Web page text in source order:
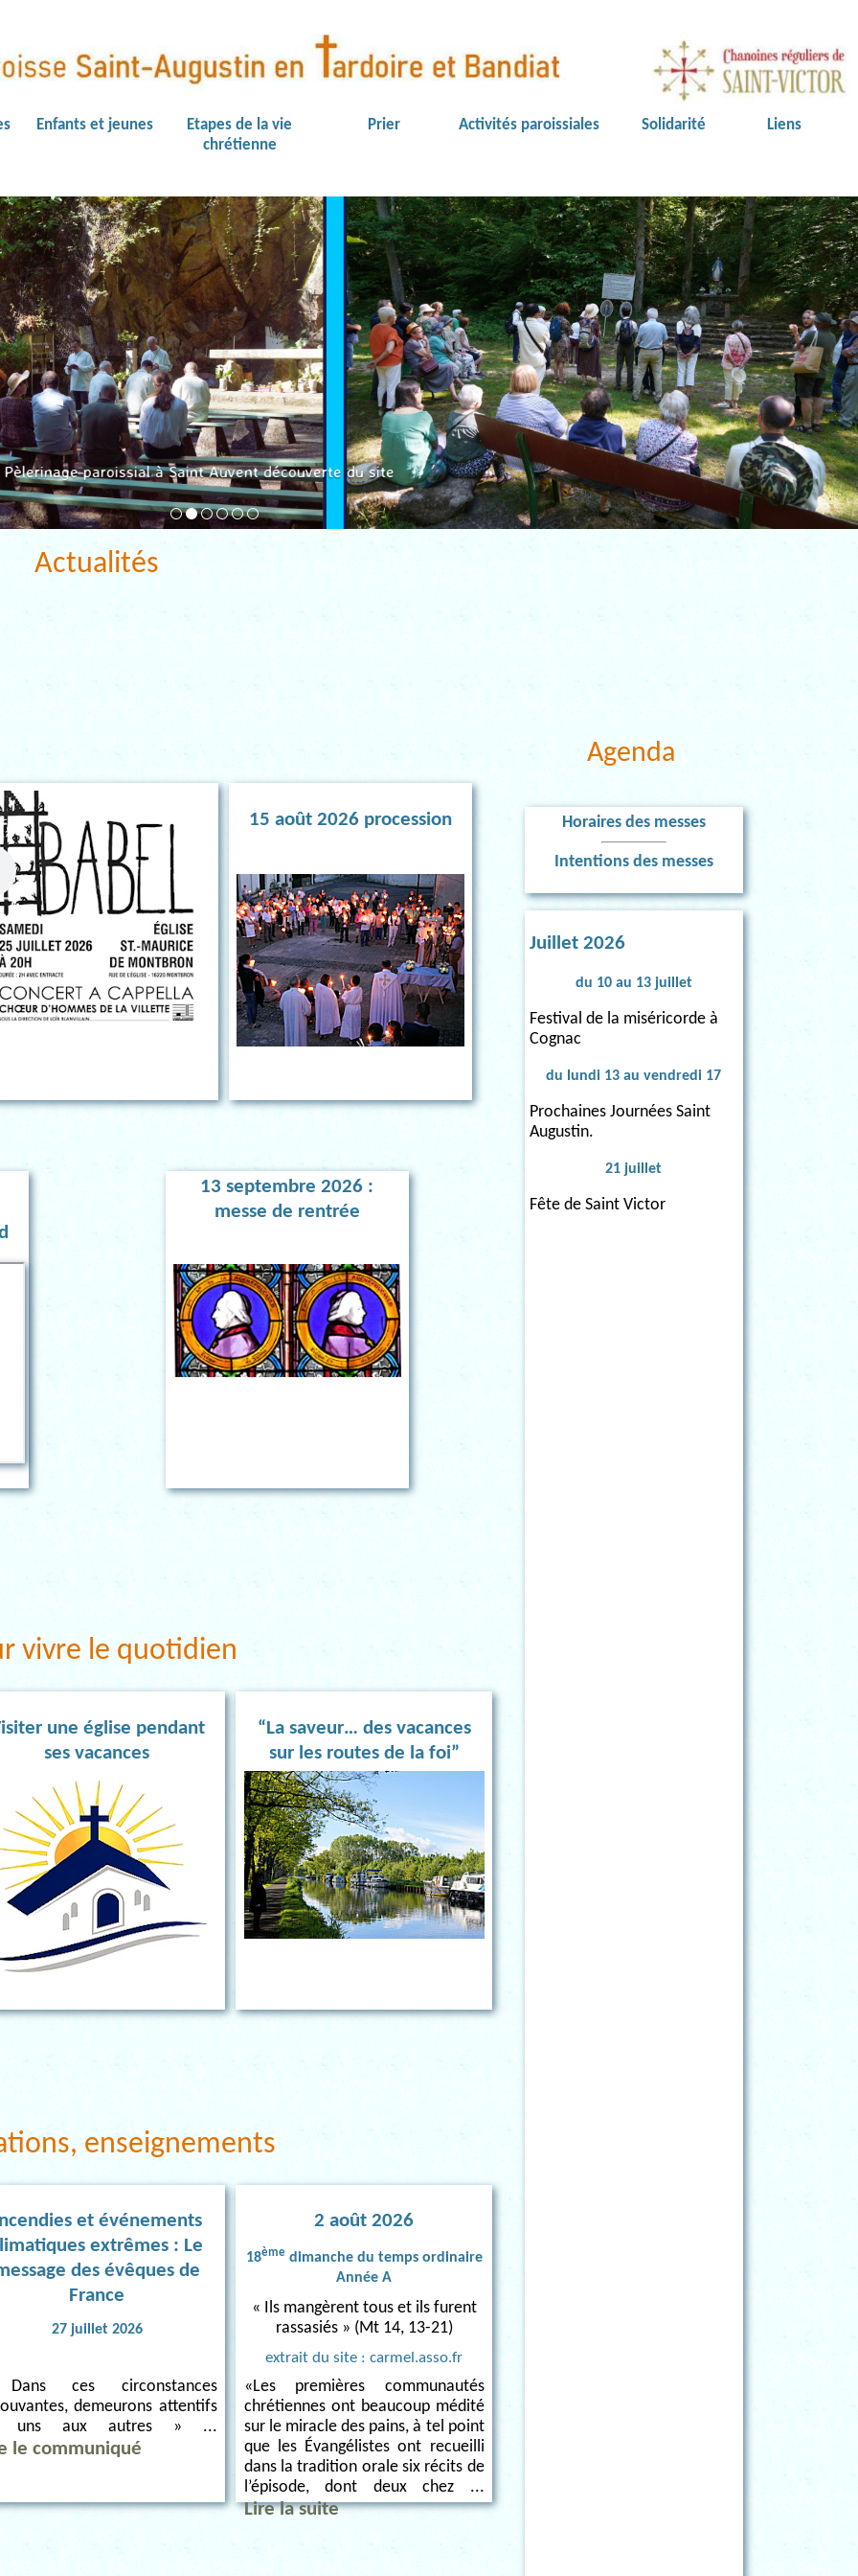
Enfants et jeunes
Etapes de la vie
chrétienne
Prier Activités paroissiales Solidarité Liens
Pèlerinage paroissial à Saint Auvent découverte du site
Actualités
15 août 2026 procession
13 septembre 2026 :
messe de rentrée
vivre le quotidien
une église pendant
ses vacances
“La saveur… des vacances
sur les routes de la foi”
enseignements
et événements
extrêmes : Le
des évêques de
France
27 juillet 2026
ces circonstances
demeurons attentifs
uns aux autres » ...
le communiqué
2 août 2026
18ème dimanche du temps ordinaire
Année A
« Ils mangèrent tous et ils furent
rassasiés » (Mt 14, 13-21)
extrait du site : carmel.asso.fr
«Les premières communautés
chrétiennes ont beaucoup médité
sur le miracle des pains, à tel point
que les Évangélistes ont recueilli
dans la tradition orale six récits de
l’épisode, dont deux chez ...
Lire la suite
Agenda
Horaires des messes
Intentions des messes
Juillet 2026
du 10 au 13 juillet
Festival de la miséricorde à
Cognac
du lundi 13 au vendredi 17
Prochaines Journées Saint
Augustin.
21 juillet
Fête de Saint Victor